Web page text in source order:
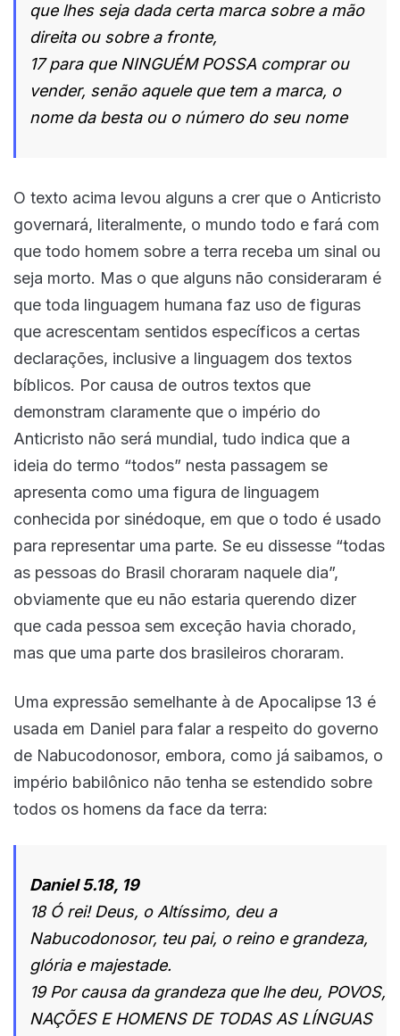
que lhes seja dada certa marca sobre a mão
direita ou sobre a fronte,
17 para que NINGUÉM POSSA comprar ou
vender, senão aquele que tem a marca, o
nome da besta ou o número do seu nome
O texto acima levou alguns a crer que o Anticristo
governará, literalmente, o mundo todo e fará com
que todo homem sobre a terra receba um sinal ou
seja morto. Mas o que alguns não consideraram é
que toda linguagem humana faz uso de figuras
que acrescentam sentidos específicos a certas
declarações, inclusive a linguagem dos textos
bíblicos. Por causa de outros textos que
demonstram claramente que o império do
Anticristo não será mundial, tudo indica que a
ideia do termo “todos” nesta passagem se
apresenta como uma figura de linguagem
conhecida por sinédoque, em que o todo é usado
para representar uma parte. Se eu dissesse “todas
as pessoas do Brasil choraram naquele dia”,
obviamente que eu não estaria querendo dizer
que cada pessoa sem exceção havia chorado,
mas que uma parte dos brasileiros choraram.
Uma expressão semelhante à de Apocalipse 13 é
usada em Daniel para falar a respeito do governo
de Nabucodonosor, embora, como já saibamos, o
império babilônico não tenha se estendido sobre
todos os homens da face da terra:
Daniel 5.18, 19
18 Ó rei! Deus, o Altíssimo, deu a
Nabucodonosor, teu pai, o reino e grandeza,
glória e majestade.
19 Por causa da grandeza que lhe deu, POVOS,
NAÇÕES E HOMENS DE TODAS AS LÍNGUAS